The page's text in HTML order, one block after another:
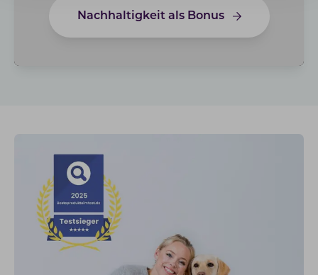
Nachhaltigkeit als Bonus